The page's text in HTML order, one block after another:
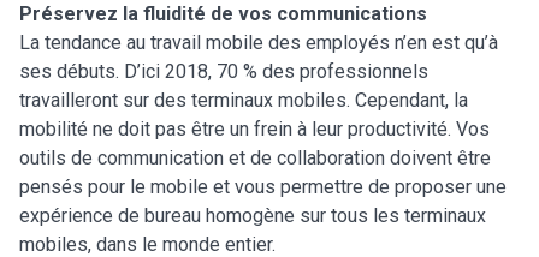
Préservez la fluidité de vos communications
La tendance au travail mobile des employés n’en est qu’à
ses débuts. D’ici 2018, 70 % des professionnels
travailleront sur des terminaux mobiles. Cependant, la
mobilité ne doit pas être un frein à leur productivité. Vos
outils de communication et de collaboration doivent être
pensés pour le mobile et vous permettre de proposer une
expérience de bureau homogène sur tous les terminaux
mobiles, dans le monde entier.